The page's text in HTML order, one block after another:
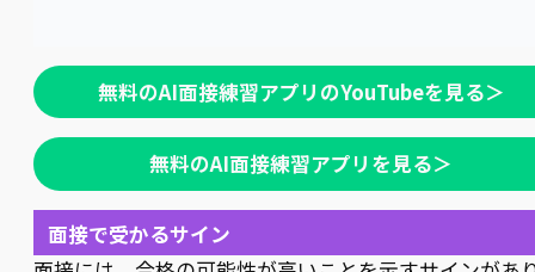
無料のAI面接練習アプリのYouTubeを見る＞
無料のAI面接練習アプリを見る＞
面接で受かるサイン